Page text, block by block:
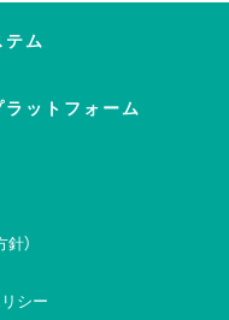
ム
ットフォーム
）
シー